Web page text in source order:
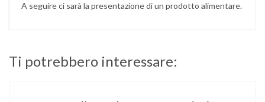
A seguire ci sarà la presentazione di un prodotto alimentare.
Ti potrebbero interessare: